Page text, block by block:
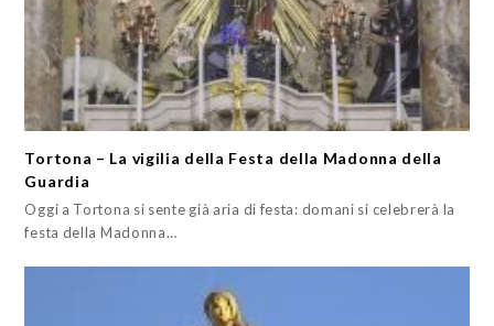
Tortona – La vigilia della Festa della Madonna della
Guardia
Oggi a Tortona si sente già aria di festa: domani si celebrerà la
festa della Madonna…